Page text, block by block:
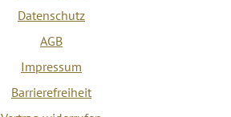
Datenschutz
AGB
Impressum
Barrierefreiheit